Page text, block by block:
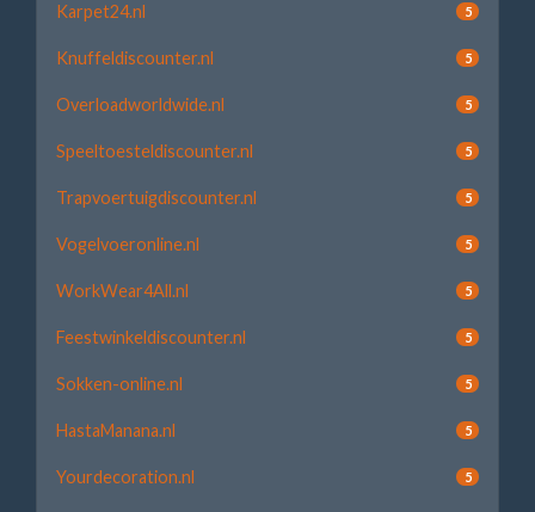
Karpet24.nl 5
Knuffeldiscounter.nl 5
Overloadworldwide.nl 5
Speeltoesteldiscounter.nl 5
Trapvoertuigdiscounter.nl 5
Vogelvoeronline.nl 5
WorkWear4All.nl 5
Feestwinkeldiscounter.nl 5
Sokken-online.nl 5
HastaManana.nl 5
Yourdecoration.nl 5